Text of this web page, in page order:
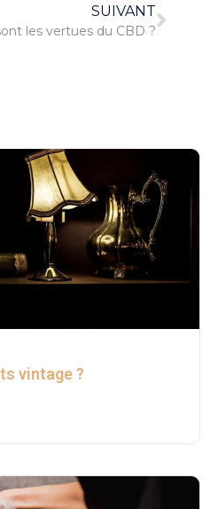
SUIVANT
les vertues du CBD ?
vintage ?